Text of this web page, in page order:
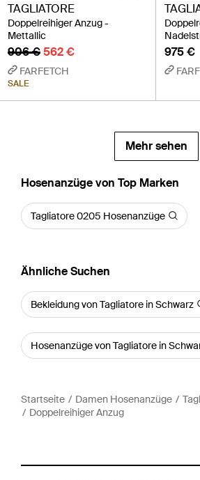
TAGLIATORE
Doppelreihiger Anzug -
Mettallic
906 €562 €
FARFETCH
SALE
975 €
Mehr sehen
Hosenanzüge von Top Marken
Tagliatore 0205 Hosenanzüge
Ähnliche Suchen
Bekleidung von Tagliatore in Schwarz
Hosenanzüge von Tagliatore in
Startseite Damen Hosenanzüge
Doppelreihiger Anzug